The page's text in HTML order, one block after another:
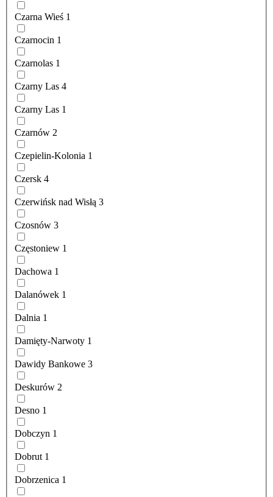
Czarna Wieś 1
Czarnocin 1
Czarnolas 1
Czarny Las 4
Czarny Las 1
Czarnów 2
Czepielin-Kolonia 1
Czersk 4
Czerwińsk nad Wisłą 3
Czosnów 3
Częstoniew 1
Dachowa 1
Dalanówek 1
Dalnia 1
Damięty-Narwoty 1
Dawidy Bankowe 3
Deskurów 2
Desno 1
Dobczyn 1
Dobrut 1
Dobrzenica 1